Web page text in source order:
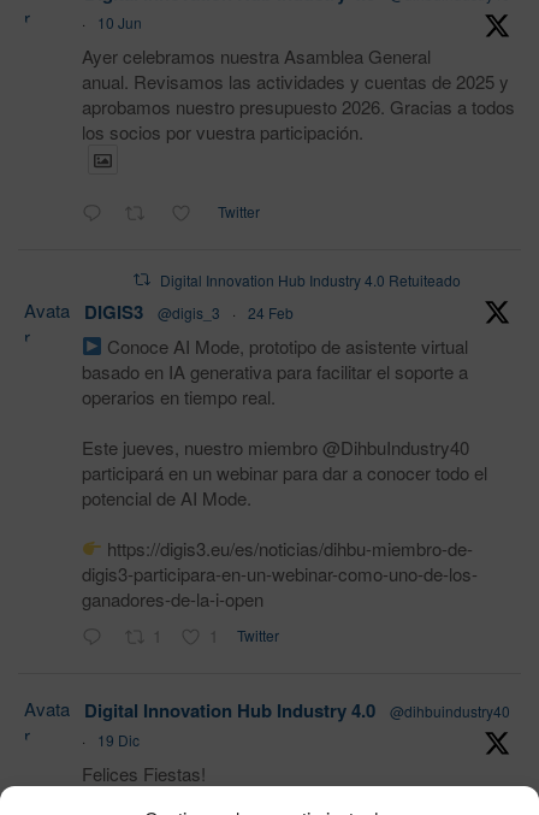
r
·
10 Jun
Ayer celebramos nuestra Asamblea General
anual. Revisamos las actividades y cuentas de 2025 y
aprobamos nuestro presupuesto 2026. Gracias a todos
los socios por vuestra participación.
Twitter
Digital Innovation Hub Industry 4.0 Retuiteado
Avata
r
DIGIS3 @digis_3 · 24 Feb
Conoce AI Mode, prototipo de asistente virtual
basado en IA generativa para facilitar el soporte a
operarios en tiempo real.
Este jueves, nuestro miembro @DihbuIndustry40
participará en un webinar para dar a conocer todo el
potencial de AI Mode.
https://digis3.eu/es/noticias/dihbu-miembro-de-
digis3-participara-en-un-webinar-como-uno-de-los-
ganadores-de-la-i-open
1 1 Twitter
Avata
r
Digital Innovation Hub Industry 4.0
@dihbuindustry40
·
19 Dic
Felices Fiestas!